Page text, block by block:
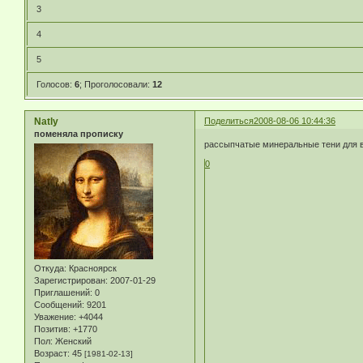
3
4
5
Голосов: 6; Проголосовали: 12
Поделиться2008-08-06 10:44:36
Natly
поменяла прописку
Откуда: Красноярск
Зарегистрирован: 2007-01-29
Приглашений: 0
Сообщений: 9201
Уважение: +4044
Позитив: +1770
Пол: Женский
Возраст: 45 [1981-02-13]
рассыпчатые минеральные тени для
0